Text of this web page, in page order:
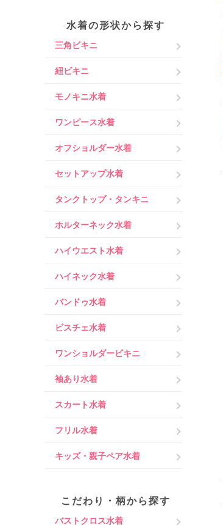
水着の形状から探す
三角ビキニ
紐ビキニ
モノキニ水着
ワンピース水着
オフショルダー水着
セットアップ水着
タンクトップ・タンキニ
ホルターネック水着
ハイウエスト水着
ハイネック水着
バンドゥ水着
ビスチェ水着
ワンショルダービキニ
袖あり水着
スカート水着
フリル水着
キッズ・親子ペア水着
こだわり・柄から探す
バストクロス水着